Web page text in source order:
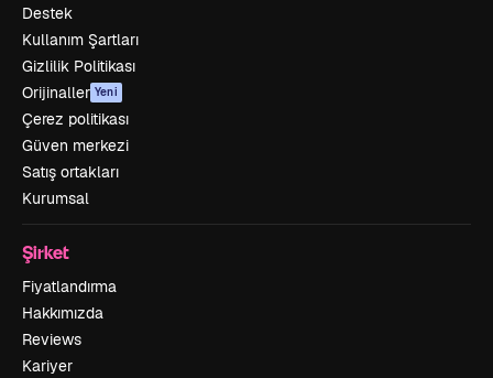
Destek
Kullanım Şartları
Gizlilik Politikası
Orijinaller Yeni
Çerez politikası
Güven merkezi
Satış ortakları
Kurumsal
Şirket
Fiyatlandırma
Hakkımızda
Reviews
Kariyer